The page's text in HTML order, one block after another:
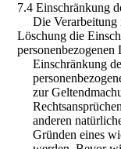
7.4 Einschränkung
Die Verarbeitung
Löschung die
personenbezogenen
Einschränkung
zur
anderen
Gründen eines